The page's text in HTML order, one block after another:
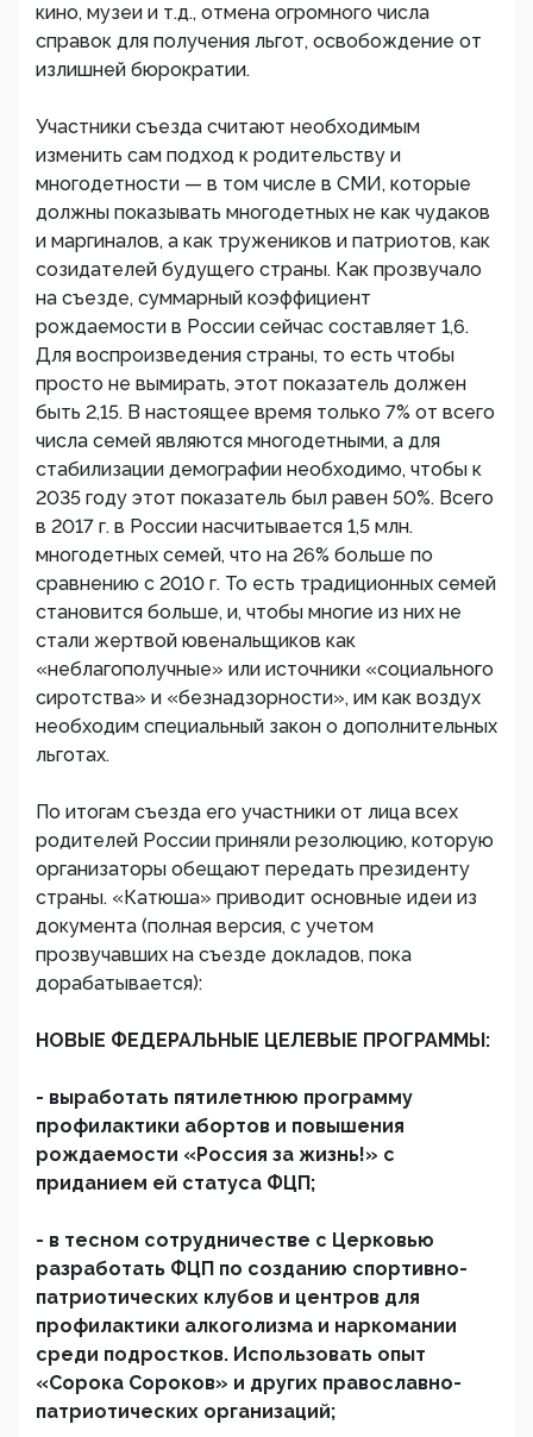
кино, музеи и т.д., отмена огромного числа
справок для получения льгот, освобождение от
излишней бюрократии.
Участники съезда считают необходимым
изменить сам подход к родительству и
многодетности — в том числе в СМИ, которые
должны показывать многодетных не как чудаков
и маргиналов, а как тружеников и патриотов, как
созидателей будущего страны. Как прозвучало
на съезде, суммарный коэффициент
рождаемости в России сейчас составляет 1,6.
Для воспроизведения страны, то есть чтобы
просто не вымирать, этот показатель должен
быть 2,15. В настоящее время только 7% от всего
числа семей являются многодетными, а для
стабилизации демографии необходимо, чтобы к
2035 году этот показатель был равен 50%. Всего
в 2017 г. в России насчитывается 1,5 млн.
многодетных семей, что на 26% больше по
сравнению с 2010 г. То есть традиционных семей
становится больше, и, чтобы многие из них не
стали жертвой ювенальщиков как
«неблагополучные» или источники «социального
сиротства» и «безнадзорности», им как воздух
необходим специальный закон о дополнительных
льготах.
По итогам съезда его участники от лица всех
родителей России приняли резолюцию, которую
организаторы обещают передать президенту
страны. «Катюша» приводит основные идеи из
документа (полная версия, с учетом
прозвучавших на съезде докладов, пока
дорабатывается):
НОВЫЕ ФЕДЕРАЛЬНЫЕ ЦЕЛЕВЫЕ ПРОГРАММЫ:
- выработать пятилетнюю программу
профилактики абортов и повышения
рождаемости «Россия за жизнь!» с
приданием ей статуса ФЦП;
- в тесном сотрудничестве с Церковью
разработать ФЦП по созданию спортивно-
патриотических клубов и центров для
профилактики алкоголизма и наркомании
среди подростков. Использовать опыт
«Сорока Сороков» и других православно-
патриотических организаций;